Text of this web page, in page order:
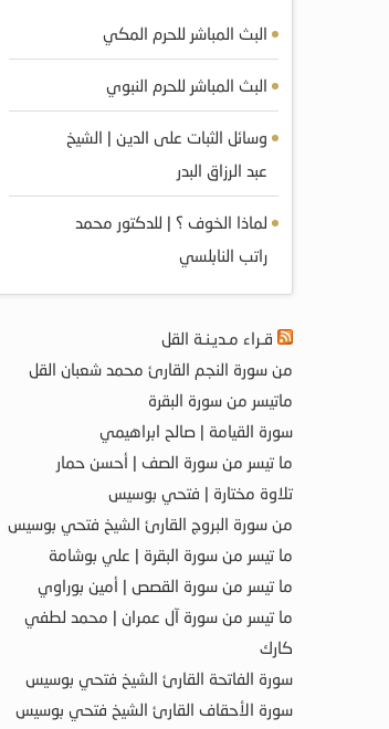
البث المباشر للحرم المكي
البث المباشر للحرم النبوي
وسائل الثبات على الدين | الشيخ
عبد الرزاق البدر
لماذا الخوف ؟ | للدكتور محمد
راتب النابلسي
قـراء مـديـنـة القل
من سورة النجم القارئ محمد شعبان القل
ماتيسر من سورة البقرة
سورة القيامة | صالح ابراهيمي
ما تيسر من سورة الصف | أحسن حمار
تلاوة مختارة | فتحي بوسيس
من سورة البروج القارئ الشيخ فتحي بوسيس
ما تيسر من سورة البقرة | علي بوشامة
ما تيسر من سورة القصص | أمين بوراوي
ما تيسر من سورة آل عمران | محمد لطفي
كارك
سورة الفاتحة القارئ الشيخ فتحي بوسيس
سورة الأحقاف القارئ الشيخ فتحي بوسيس